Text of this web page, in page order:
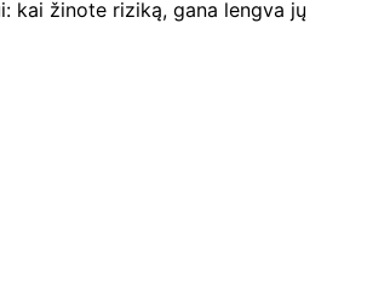
kai žinote riziką, gana lengva jų